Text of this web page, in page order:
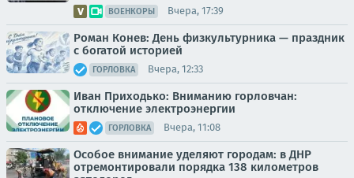
ВОЕНКОРЫ Вчера, 17:39
Роман Конев: День физкультурника — праздник
с богатой историей
ГОРЛОВКА Вчера, 12:33
Иван Приходько: Вниманию горловчан:
отключение электроэнергии
ГОРЛОВКА Вчера, 11:08
Особое внимание уделяют городам: в ДНР
отремонтировали порядка 138 километров